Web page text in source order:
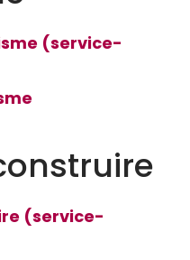
(service-
(service-